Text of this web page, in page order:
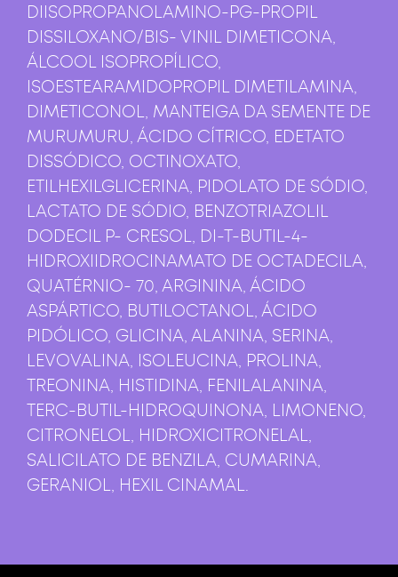
DIISOPROPANOLAMINO-PG-PROPIL
DISSILOXANO/BIS- VINIL DIMETICONA,
ÁLCOOL ISOPROPÍLICO,
ISOESTEARAMIDOPROPIL DIMETILAMINA,
DIMETICONOL, MANTEIGA DA SEMENTE DE
MURUMURU, ÁCIDO CÍTRICO, EDETATO
DISSÓDICO, OCTINOXATO,
ETILHEXILGLICERINA, PIDOLATO DE SÓDIO,
LACTATO DE SÓDIO, BENZOTRIAZOLIL
DODECIL P- CRESOL, DI-T-BUTIL-4-
HIDROXIIDROCINAMATO DE OCTADECILA,
QUATÉRNIO- 70, ARGININA, ÁCIDO
ASPÁRTICO, BUTILOCTANOL, ÁCIDO
PIDÓLICO, GLICINA, ALANINA, SERINA,
LEVOVALINA, ISOLEUCINA, PROLINA,
TREONINA, HISTIDINA, FENILALANINA,
TERC-BUTIL-HIDROQUINONA, LIMONENO,
CITRONELOL, HIDROXICITRONELAL,
SALICILATO DE BENZILA, CUMARINA,
GERANIOL, HEXIL CINAMAL.